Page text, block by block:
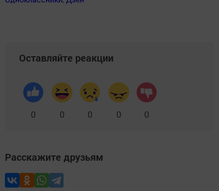
Оставляйте реакции
0 0 0 0 0
Расскажите друзьям